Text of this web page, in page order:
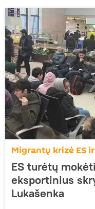
Migrantų krizė ES
ES turėtų
eksportinius
Lukašenka